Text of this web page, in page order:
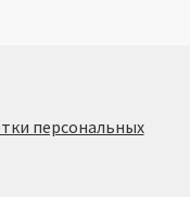
персональных